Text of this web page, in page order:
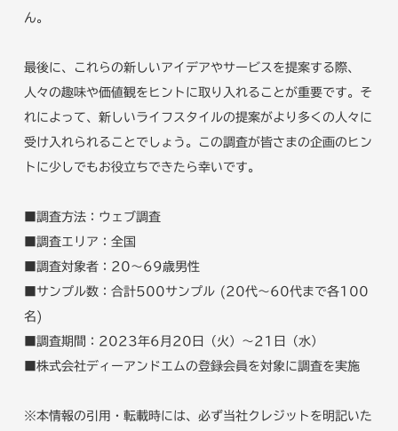
ん。
最後に、これらの新しいアイデアやサービスを提案する際、
人々の趣味や価値観をヒントに取り入れることが重要です。そ
れによって、新しいライフスタイルの提案がより多くの人々に
受け入れられることでしょう。この調査が皆さまの企画のヒン
トに少しでもお役立ちできたら幸いです。
■調査方法：ウェブ調査
■調査エリア：全国
■調査対象者：20〜69歳男性
■サンプル数：合計500サンプル (20代～60代まで各100
名)
■調査期間：2023年6月20日（火）～21日（水）
■株式会社ディーアンドエムの登録会員を対象に調査を実施
※本情報の引用・転載時には、必ず当社クレジットを明記いた